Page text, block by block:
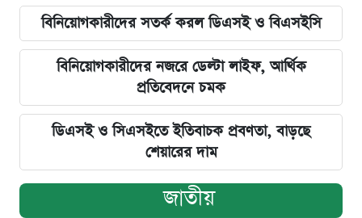
বিনিয়োগকারীদের সতর্ক করল ডিএসই ও বিএসইসি
বিনিয়োগকারীদের নজরে ডেল্টা লাইফ, আর্থিক
প্রতিবেদনে চমক
ডিএসই ও সিএসইতে ইতিবাচক প্রবণতা, বাড়ছে
শেয়ারের দাম
জাতীয়